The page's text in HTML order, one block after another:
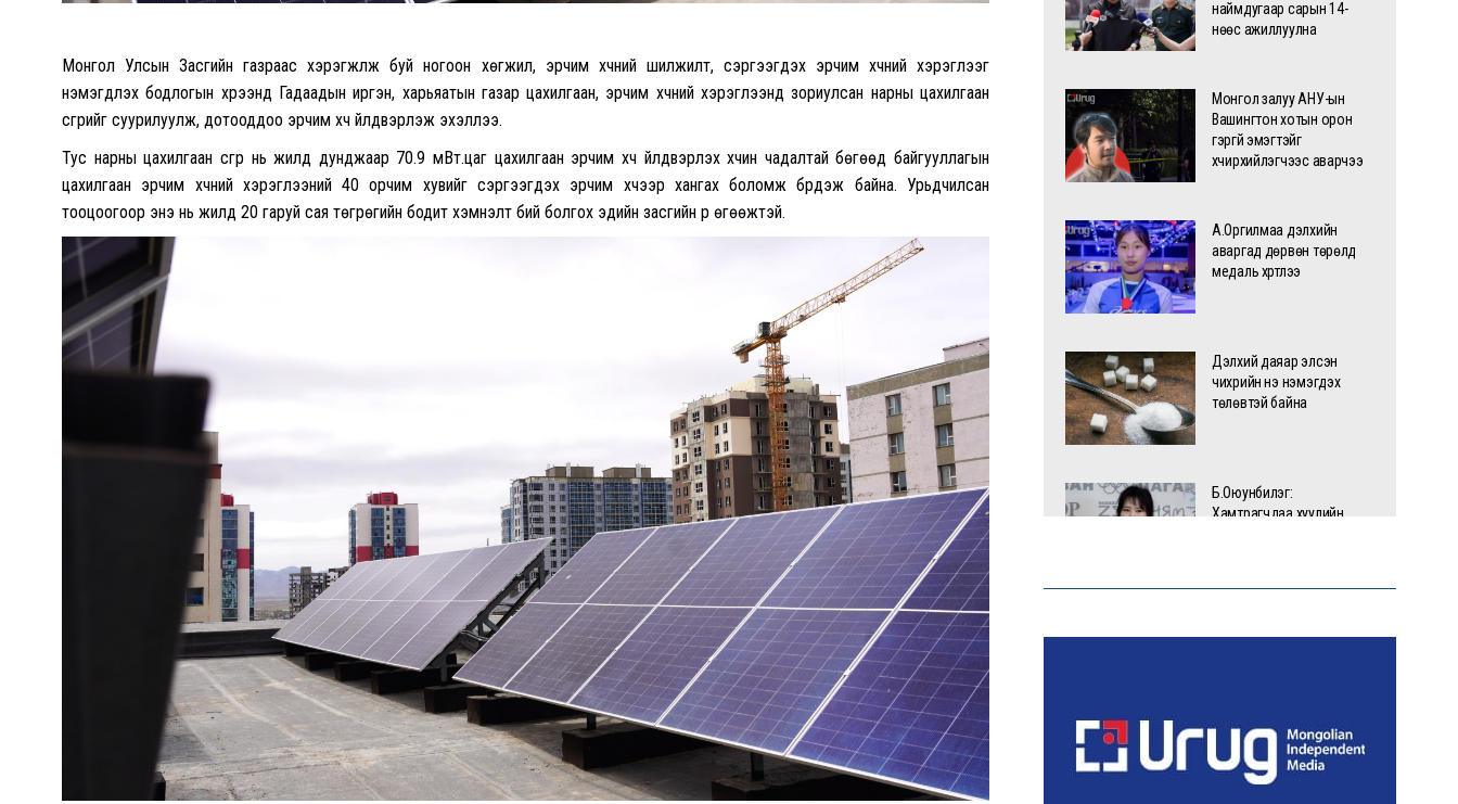
Монгол Улсын Засгийн газраас хэрэгжүүлж буй ногоон хөгжил, эрчим хүчний шилжилт, сэргээгдэх эрчим хүчний хэрэглээг
нэмэгдүүлэх бодлогын хүрээнд Гадаадын иргэн, харьяатын газар цахилгаан, эрчим хүчний хэрэглээнд зориулсан нарны цахилгаан
үүсгүүрийг суурилуулж, дотооддоо эрчим хүч үйлдвэрлэж эхэллээ.
Тус нарны цахилгаан үүсгүүр нь жилд дунджаар 70.9 мВт.цаг цахилгаан эрчим хүч үйлдвэрлэх хүчин чадалтай бөгөөд байгууллагын
цахилгаан эрчим хүчний хэрэглээний 40 орчим хувийг сэргээгдэх эрчим хүчээр хангах боломж бүрдэж байна. Урьдчилсан
тооцоогоор энэ нь жилд 20 гаруй сая төгрөгийн бодит хэмнэлт бий болгох эдийн засгийн үр өгөөжтэй.
наймдугаар сарын 14-
нөөс ажиллуулна
Монгол залуу АНУ-ын
Вашингтон хотын орон
гэргүй эмэгтэйг
хүчирхийлэгчээс аварчээ
А.Оргилмаа дэлхийн
аваргад дөрвөн төрөлд
медаль хүртлээ
Дэлхий даяар элсэн
чихрийн үнэ нэмэгдэх
төлөвтэй байна
Б.Оюунбилэг:
Хамтрагчдаа хуулийн
Д.Амарбаясгалан: Зах